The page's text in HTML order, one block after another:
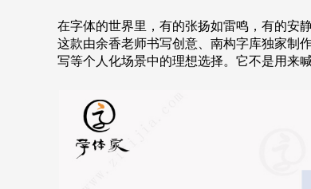
在字体的世界里，有的张扬如雷鸣，有的安
这款由余香老师书写创意、南构字库独家制
写等个人化场景中的理想选择。它不是用来